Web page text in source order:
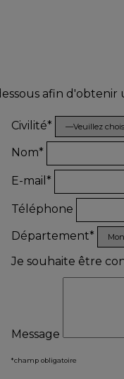
afin
Civilité*
Nom*
E-mail*
Téléphone
Département*
Je souhaite être
Message
*champ obligatoire